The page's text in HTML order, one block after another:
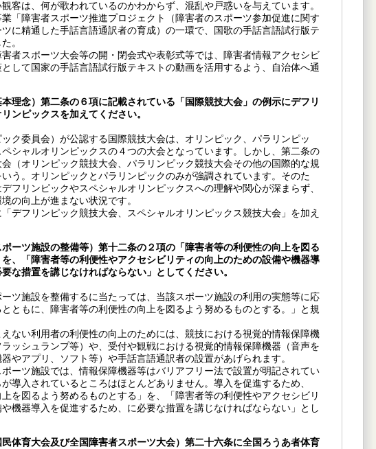
客は、何が歌われているのかわからず、混乱や戸惑いを与えています。
「障害者スポーツ推進プロジェクト（障害者のスポーツ参加促進に関す
に精通した手話言語通訳者の育成）の一環で、国歌の手話言語試行版テ
。
者スポーツ大会等の開・閉会式や表彰式等では、障害者情報アクセシビ
して国家の手話言語試行版テキストの動画を活用するよう、自治体へ通
理念）第二条の６項に記載されている「国際競技大会」の例示にデフリ
ンピックスを加えてください。
ク委員会）が公認する国際競技大会は、オリンピック、パラリンピッ
シャルオリンピックスの４つの大会となっています。しかし、第二条の
（オリンピック競技大会、パラリンピック競技大会その他の国際的な規
う。オリンピックとパラリンピックのみが強調されています。そのた
フリンピックやスペシャルオリンピックスへの理解や関心が深まらず、
の向上が進まない状況です。
デフリンピック競技大会、スペシャルオリンピックス競技大会」を加え
ーツ施設の整備等）第十二条の２項の「障害者等の利便性の向上を図る
、「障害者等の利便性やアクセシビリティの向上のための設備や機器導
な措置を講じなければならない」としてください。
ツ施設を整備するに当たっては、当該スポーツ施設の利用の実態等に応
ともに、障害者等の利便性の向上を図るよう努めるものとする。」と規
ない利用者の利便性の向上のためには、競技における視覚的情報保障機
ッシュランプ等）や、受付や観戦における視覚的情報保障機器（音声を
やアプリ、ソフト等）や手話言語通訳者の設置があげられます。
ーツ施設では、情報保障機器等はバリアフリー法で設置が明記されてい
導入されているところはほとんどありません。導入を促進するため、
上を図るよう努めるものとする」を、「障害者等の利便性やアクセシビリ
機器導入を促進するため、に必要な措置を講じなければならない」とし
体育大会及び全国障害者スポーツ大会）第二十六条に全国ろうあ者体育